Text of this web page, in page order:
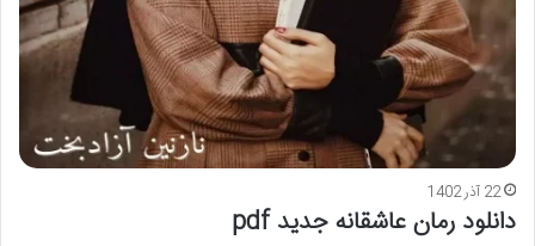
22 آذر 1402
دانلود رمان عاشقانه جدید pdf